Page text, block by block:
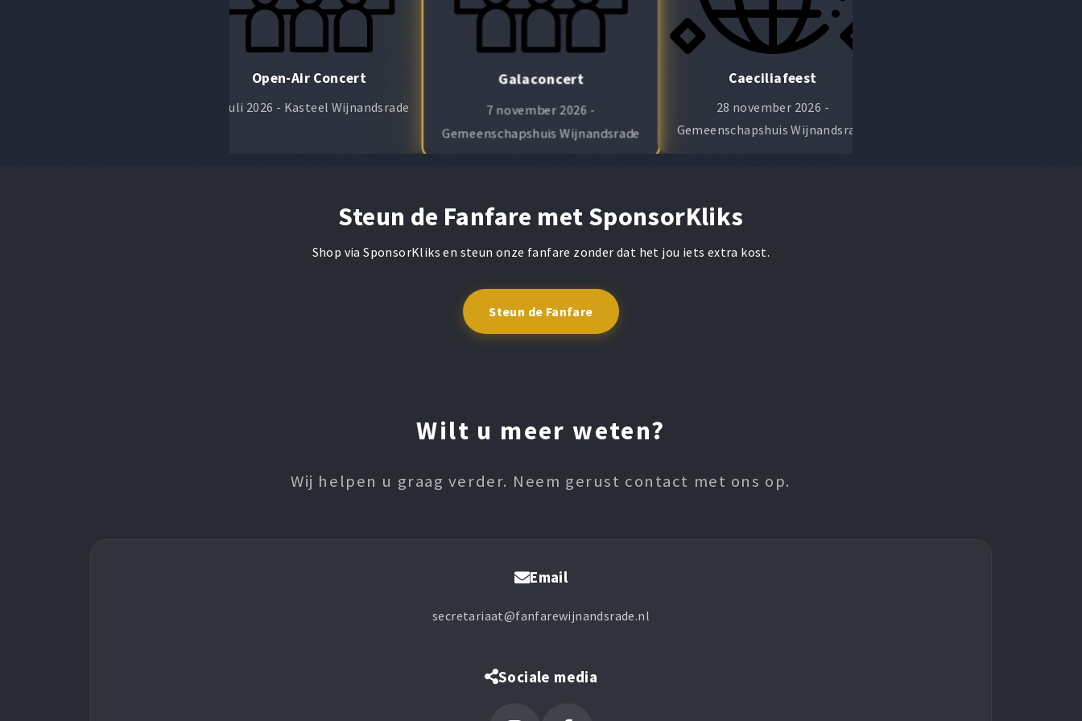
Open-Air Concert
10 juli 2026 - Kasteel Wijnandsrade
Galaconcert
7 november 2026 -
Gemeenschapshuis Wijnandsrade
Caeciliafeest
28 november 2026 -
Gemeenschapshuis Wijnandsrade
Steun de Fanfare met SponsorKliks
Shop via SponsorKliks en steun onze fanfare zonder dat het jou iets extra kost.
Steun de Fanfare
Wilt u meer weten?
Wij helpen u graag verder. Neem gerust contact met ons op.
Email
secretariaat@fanfarewijnandsrade.nl
Sociale media